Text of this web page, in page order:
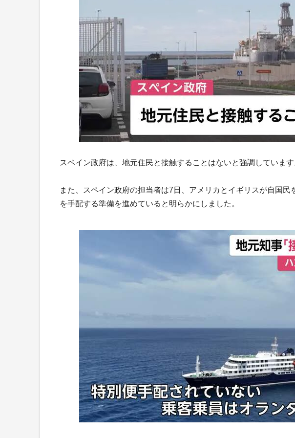
スペイン政府は、地元住民と接触することはないと強調しています
また、スペイン政府の担当者は7日、アメリカとイギリスが自国
を手配する準備を進めていると明らかにしました。